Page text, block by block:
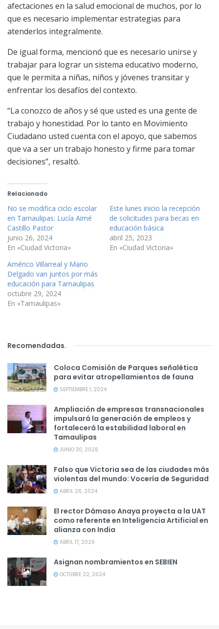
afectaciones en la salud emocional de muchos, por lo
que es necesario implementar estrategias para
atenderlos integralmente.
De igual forma, mencionó que es necesario unirse y
trabajar para lograr un sistema educativo moderno,
que le permita a niñas, niños y jóvenes transitar y
enfrentar los desafíos del contexto.
“La conozco de años y sé que usted es una gente de
trabajo y honestidad. Por lo tanto en Movimiento
Ciudadano usted cuenta con el apoyo, que sabemos
que va a ser un trabajo honesto y firme para tomar
decisiones”, resaltó.
Relacionado
No se modifica ciclo escolar
en Tamaulipas: Lucía Aimé
Castillo Pastor
junio 26, 2024
En «Ciudad Victoria»
Este lunes inicio la recepción
de solicitudes para becas en
educación básica
abril 25, 2023
En «Ciudad Victoria»
Américo Villarreal y Mario
Delgado van juntos por más
educación para Tamaulipas
octubre 29, 2024
En «Tamaulipas»
Recomendadas.
Coloca Comisión de Parques señalética
para evitar atropellamientos de fauna
SEPTIEMBRE 1, 2024
Ampliación de empresas transnacionales
impulsará la generación de empleos y
fortalecerá la estabilidad laboral en
Tamaulipas
JUNIO 30, 2026
Falso que Victoria sea de las ciudades más
violentas del mundo: Vocería de Seguridad
ABRIL 26, 2024
El rector Dámaso Anaya proyecta a la UAT
como referente en Inteligencia Artificial en
alianza con India
ABRIL 17, 2026
Asignan nombramientos en SEBIEN
OCTUBRE 22, 2024